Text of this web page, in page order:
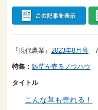
『現代農業』 2023年8月号
特集： 雑草を売るノウハウ
タイトル
こんな草も売れる！